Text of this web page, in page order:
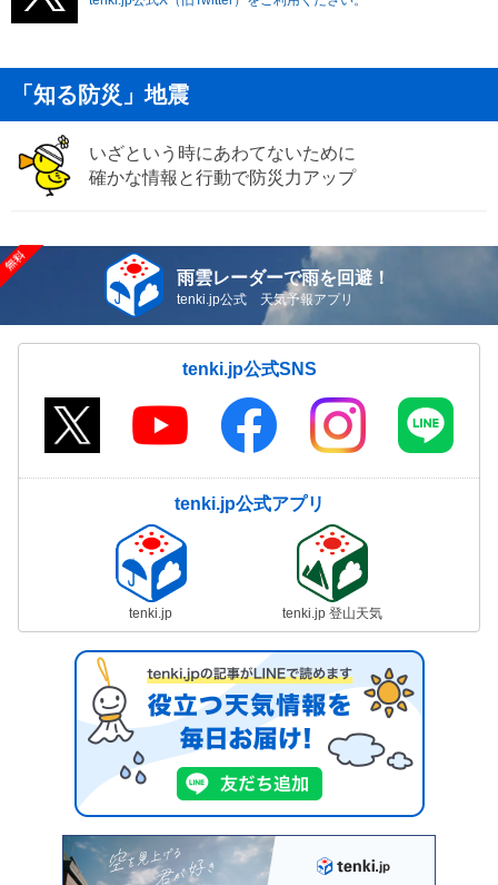
「知る防災」地震
いざという時にあわてないために
確かな情報と行動で防災力アップ
雨雲レーダーで雨を回避！
tenki.jp公式 天気予報アプリ
tenki.jp公式SNS
tenki.jp公式アプリ
tenki.jp tenki.jp 登山天気